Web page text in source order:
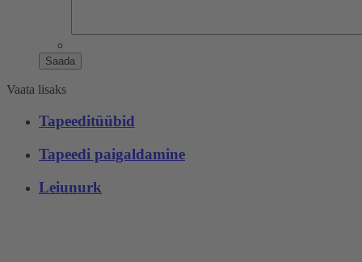
Saada
Vaata lisaks
Tapeeditüübid
Tapeedi paigaldamine
Leiunurk